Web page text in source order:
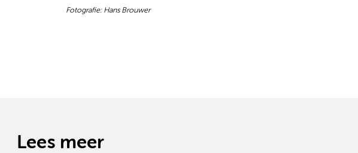
Fotografie: Hans Brouwer
Lees meer